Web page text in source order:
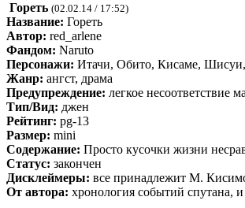
Гореть (02.02.14 / 17:52)
Название: Гореть
Автор: red_arlene
Фандом: Naruto
Персонажи: Итачи, Обито, Кисаме,
Жанр: ангст, драма
Предупреждение: легкое несоответствие
Тип/Вид: джен
Рейтинг: pg-13
Размер: mini
Содержание: Просто кусочки жизни
Статус: закончен
Дисклеймеры: все принадлежит М.
От автора: хронология событий спутана,